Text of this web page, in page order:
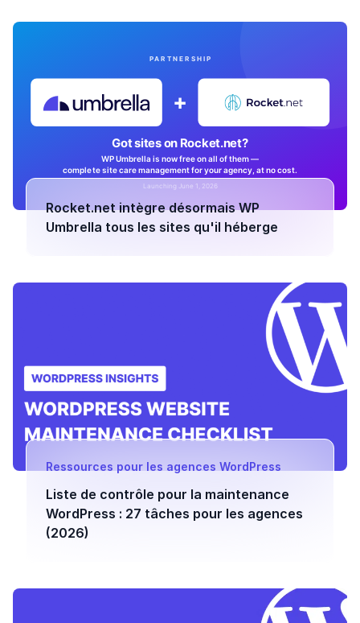
Rocket.net intègre désormais WP
Umbrella tous les sites qu'il héberge
Ressources pour les agences WordPress
Liste de contrôle pour la maintenance
WordPress : 27 tâches pour les agences
(2026)